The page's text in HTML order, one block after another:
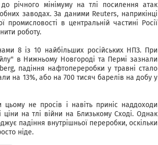
річного мінімуму на тлі посилення атак
заводах. За даними Reuters, наприкінці
в центральній частині Росії
роботу.
8 із 10 найбільших російських НПЗ. При
в Нижньому Новгороді та Пермі зазнали
падіння нафтопереробки у травні стало
на 13%, або на 700 тисяч барелів на добу у
не просів і навіть приніс наддоходи
ціни на тлі війни на Близькому Сході. Однак
падіння внутрішньої переробки, оскільки
ніде.